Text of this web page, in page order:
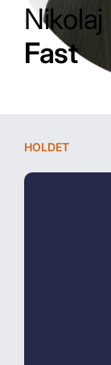
Nikolaj
Fast
HOLDET